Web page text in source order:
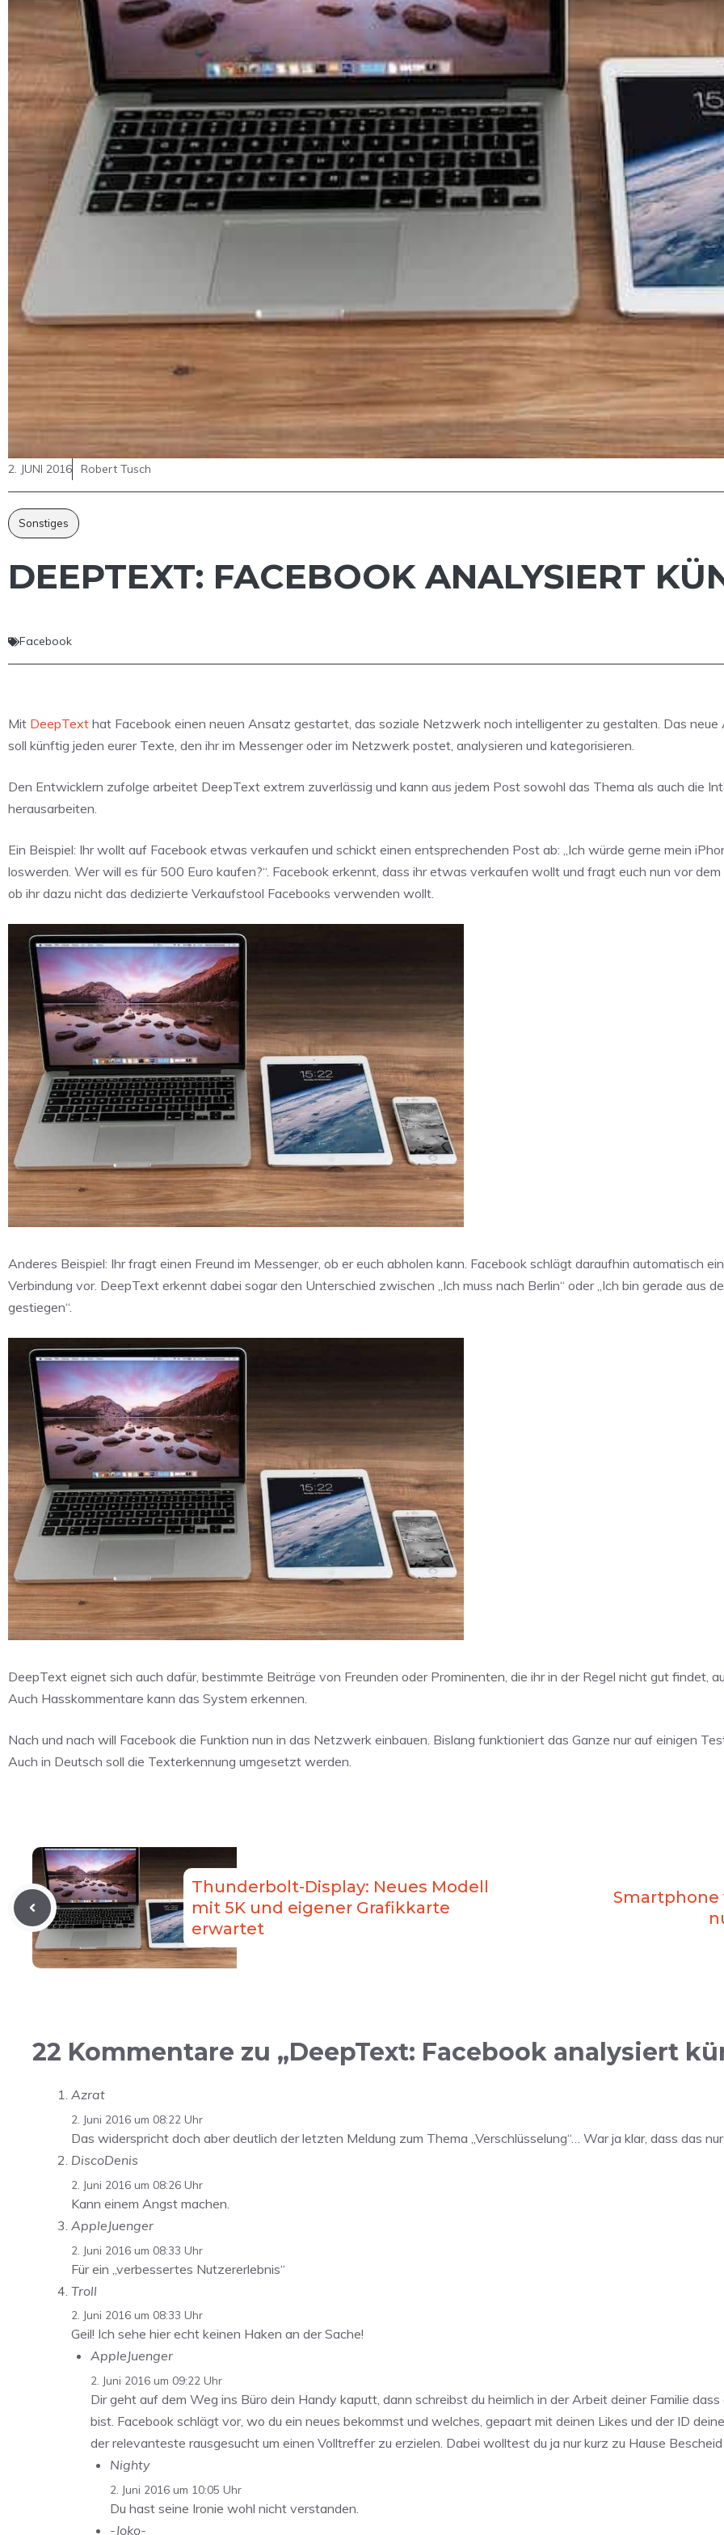
2. JUNI 2016 Robert Tusch
Sonstiges
DEEPTEXT: FACEBOOK ANALYSIERT
Facebook
Mit DeepText hat Facebook einen neuen Ansatz gestartet, das soziale Netzwerk noch intelligenter zu gestalten. Das neue
soll künftig jeden eurer Texte, den ihr im Messenger oder im Netzwerk postet, analysieren und kategorisieren.
Den Entwicklern zufolge arbeitet DeepText extrem zuverlässig und kann aus jedem Post sowohl das Thema als auch die
herausarbeiten.
Ein Beispiel: Ihr wollt auf Facebook etwas verkaufen und schickt einen entsprechenden Post ab: „Ich würde gerne mein
loswerden. Wer will es für 500 Euro kaufen?“. Facebook erkennt, dass ihr etwas verkaufen wollt und fragt euch nun vor
ob ihr dazu nicht das dedizierte Verkaufstool Facebooks verwenden wollt.
Anderes Beispiel: Ihr fragt einen Freund im Messenger, ob er euch abholen kann. Facebook schlägt daraufhin automatisch
Verbindung vor. DeepText erkennt dabei sogar den Unterschied zwischen „Ich muss nach Berlin“ oder „Ich bin gerade aus
gestiegen“.
DeepText eignet sich auch dafür, bestimmte Beiträge von Freunden oder Prominenten, die ihr in der Regel nicht gut findet,
Auch Hasskommentare kann das System erkennen.
Nach und nach will Facebook die Funktion nun in das Netzwerk einbauen. Bislang funktioniert das Ganze nur auf einigen
Auch in Deutsch soll die Texterkennung umgesetzt werden.
Thunderbolt-Display: Neues Modell
mit 5K und eigener Grafikkarte
erwartet
22 Kommentare zu „DeepText: Facebook analysiert
Azrat
2. Juni 2016 um 08:22 Uhr
Das widerspricht doch aber deutlich der letzten Meldung zum Thema „Verschlüsselung“… War ja klar, dass das
DiscoDenis
2. Juni 2016 um 08:26 Uhr
Kann einem Angst machen.
AppleJuenger
2. Juni 2016 um 08:33 Uhr
Für ein „verbessertes Nutzererlebnis“
Troll
2. Juni 2016 um 08:33 Uhr
Geil! Ich sehe hier echt keinen Haken an der Sache!
AppleJuenger
2. Juni 2016 um 09:22 Uhr
Dir geht auf dem Weg ins Büro dein Handy kaputt, dann schreibst du heimlich in der Arbeit deiner Familie
bist. Facebook schlägt vor, wo du ein neues bekommst und welches, gepaart mit deinen Likes und der ID
der relevanteste rausgesucht um einen Volltreffer zu erzielen. Dabei wolltest du ja nur kurz zu Hause
Nighty
2. Juni 2016 um 10:05 Uhr
Du hast seine Ironie wohl nicht verstanden.
-Joko-